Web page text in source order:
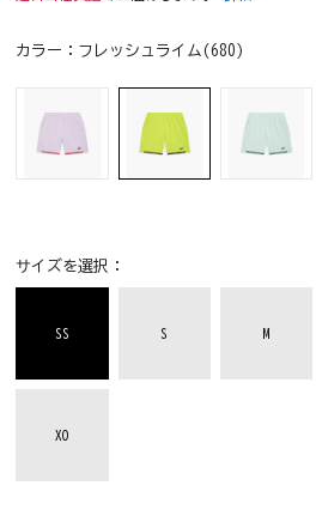
カラー： フレッシュライム(680)
サイズを選択：
SS S M
XO